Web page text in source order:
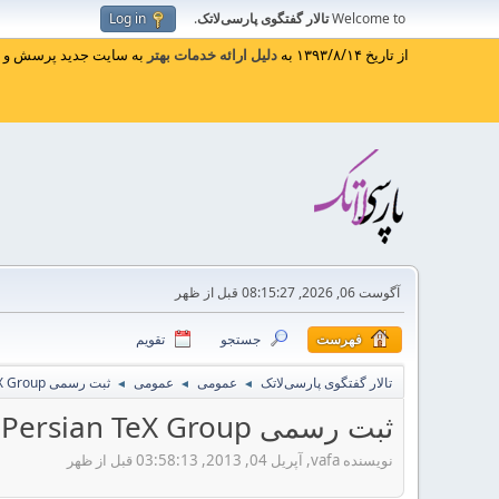
Welcome toتالار گفتگوی پارسی‌لاتک.
Log in
از تاریخ ۱۳۹۳/۸/۱۴ به دلیل ارائه خدمات بهتر به سایت جدید پرسش و
آگوست 06, 2026, 08:15:27 قبل از ظهر
فهرست جستجو تقویم
تالار گفتگوی پارسی‌لاتک ◄ عمومی ◄ عمومی ◄ ثبت رسمی Persian TeX Group
ثبت رسمی Persian TeX Group
نویسنده vafa, آپریل 04, 2013, 03:58:13 قبل از ظهر